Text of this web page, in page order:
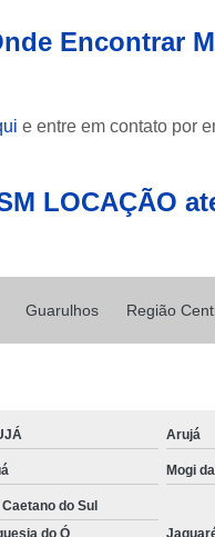
Encontrar
e entre em contato por
LOCAÇÃO
Guarulhos Região
Arujá
Mogi
do Sul
do Ó